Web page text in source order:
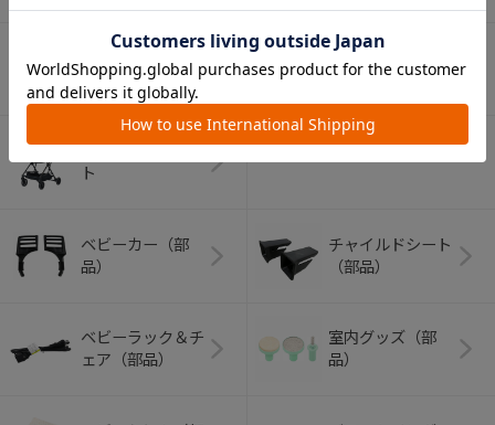
（ヘルメット）
ペット用品
ショッピングカー
ト
ベビーカー（部
品）
チャイルドシート
（部品）
ベビーラック＆チ
ェア（部品）
室内グッズ（部
品）